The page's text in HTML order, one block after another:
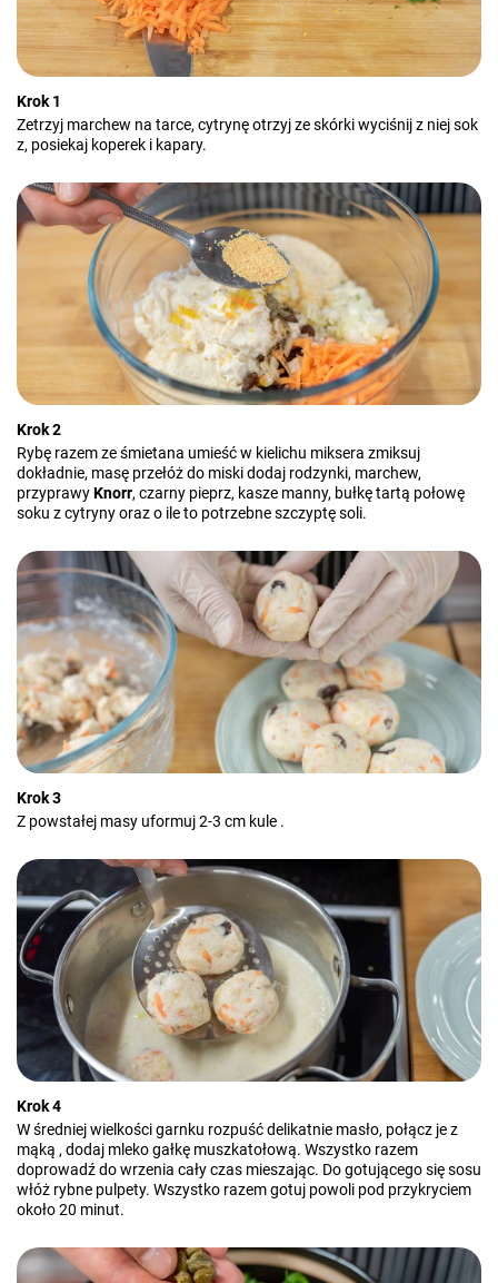
Krok 1
Zetrzyj marchew na tarce, cytrynę otrzyj ze skórki wyciśnij z niej sok
z, posiekaj koperek i kapary.
Krok 2
Rybę razem ze śmietana umieść w kielichu miksera zmiksuj
dokładnie, masę przełóż do miski dodaj rodzynki, marchew,
przyprawyKnorr, czarny pieprz, kasze manny, bułkę tartą połowę
soku z cytryny oraz o ile to potrzebne szczyptę soli.
Krok 3
Z powstałej masy uformuj 2-3 cm kule .
Krok 4
W średniej wielkości garnku rozpuść delikatnie masło, połącz je z
mąką , dodaj mleko gałkę muszkatołową. Wszystko razem
doprowadź do wrzenia cały czas mieszając. Do gotującego się sosu
włóż rybne pulpety. Wszystko razem gotuj powoli pod przykryciem
około 20 minut.